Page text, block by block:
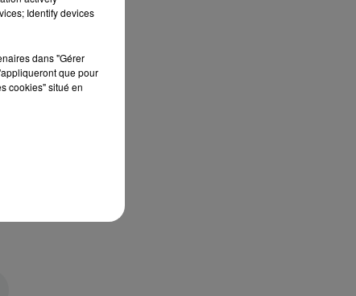
Identify devices
dans "Gérer
que pour
cookies" situé en